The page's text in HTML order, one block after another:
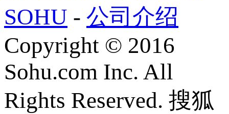
SOHU - 公司介绍
Copyright © 2016
Sohu.com Inc. All
Rights Reserved. 搜狐